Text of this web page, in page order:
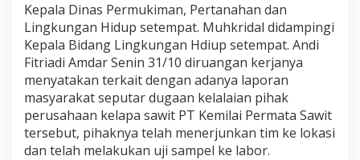
Kepala Dinas Permukiman, Pertanahan dan
Lingkungan Hidup setempat. Muhkridal didampingi
Kepala Bidang Lingkungan Hdiup setempat. Andi
Fitriadi Amdar Senin 31/10 diruangan kerjanya
menyatakan terkait dengan adanya laporan
masyarakat seputar dugaan kelalaian pihak
perusahaan kelapa sawit PT Kemilai Permata Sawit
tersebut, pihaknya telah menerjunkan tim ke lokasi
dan telah melakukan uji sampel ke labor.